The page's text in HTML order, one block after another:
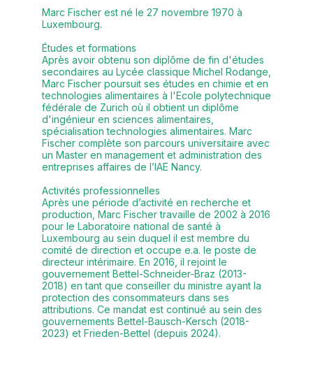
Marc Fischer est né le 27 novembre 1970 à
Luxembourg.
Études et formations
Après avoir obtenu son diplôme de fin d'études
secondaires au Lycée classique Michel Rodange,
Marc Fischer poursuit ses études en chimie et en
technologies alimentaires à l'Ecole polytechnique
fédérale de Zurich où il obtient un diplôme
d'ingénieur en sciences alimentaires,
spécialisation technologies alimentaires. Marc
Fischer complète son parcours universitaire avec
un Master en management et administration des
entreprises affaires de l’IAE Nancy.
Activités professionnelles
Après une période d’activité en recherche et
production, Marc Fischer travaille de 2002 à 2016
pour le Laboratoire national de santé à
Luxembourg au sein duquel il est membre du
comité de direction et occupe e.a. le poste de
directeur intérimaire. En 2016, il rejoint le
gouvernement Bettel-Schneider-Braz (2013-
2018) en tant que conseiller du ministre ayant la
protection des consommateurs dans ses
attributions. Ce mandat est continué au sein des
gouvernements Bettel-Bausch-Kersch (2018-